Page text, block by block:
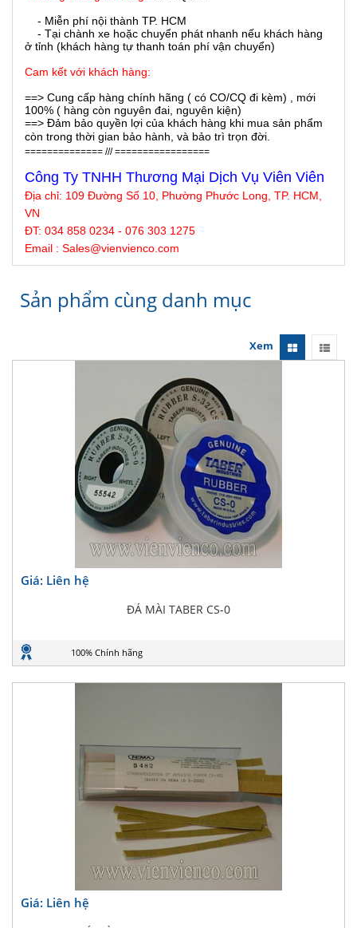
- Miễn phí nội thành TP. HCM
- Tại chành xe hoặc chuyển phát nhanh nếu khách hàng
ở tỉnh (khách hàng tự thanh toán phí vận chuyển)
Cam kết với khách hàng:
==> Cung cấp hàng chính hãng ( có CO/CQ đi kèm) , mới
100% ( hàng còn nguyên đai, nguyên kiện)
==> Đảm bảo quyền lợi của khách hàng khi mua sản phẩm
còn trong thời gian bảo hành, và bảo trì trọn đời.
============== /// =================
Công Ty TNHH Thương Mại Dịch Vụ Viên Viên
Địa chỉ: 109 Đường Số 10, Phường Phước Long, TP. HCM,
VN
ĐT: 034 858 0234 - 076 303 1275
Email : Sales@vienvienco .com
Sản phẩm cùng danh mục
Xem
Giá: Liên hệ
ĐÁ MÀI TABER CS-0
100% Chính hãng
Giá: Liên hệ